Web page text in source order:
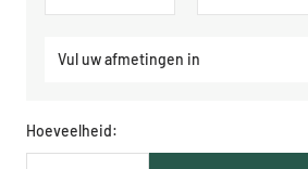
Vul uw afmetingen in
Hoeveelheid: